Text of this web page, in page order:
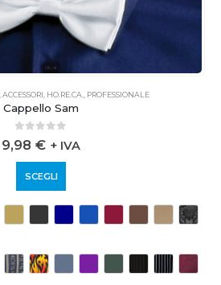
ACCESSORI HO.RE.CA. PROFESSIONALE
Cappello Sam
0 out of 5
9,98 € + IVA
SCEGLI